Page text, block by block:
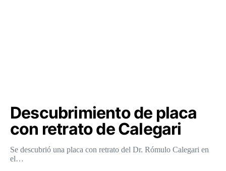
Descubrimiento de placa
con retrato de Calegari
Se descubrió una placa con retrato del Dr. Rómulo Calegari en
el…